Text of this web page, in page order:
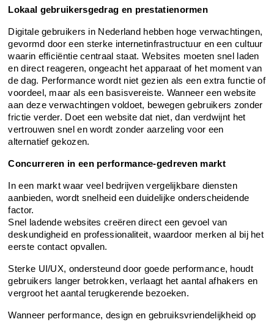
Lokaal gebruikersgedrag en prestatienormen
Digitale gebruikers in Nederland hebben hoge verwachtingen,
gevormd door een sterke internetinfrastructuur en een cultuur
waarin efficiëntie centraal staat. Websites moeten snel laden
en direct reageren, ongeacht het apparaat of het moment van
de dag. Performance wordt niet gezien als een extra functie of
voordeel, maar als een basisvereiste. Wanneer een website
aan deze verwachtingen voldoet, bewegen gebruikers zonder
frictie verder. Doet een website dat niet, dan verdwijnt het
vertrouwen snel en wordt zonder aarzeling voor een
alternatief gekozen.
Concurreren in een performance-gedreven markt
In een markt waar veel bedrijven vergelijkbare diensten
aanbieden, wordt snelheid een duidelijke onderscheidende
factor.
Snel ladende websites creëren direct een gevoel van
deskundigheid en professionaliteit, waardoor merken al bij het
eerste contact opvallen.
Sterke UI/UX, ondersteund door goede performance, houdt
gebruikers langer betrokken, verlaagt het aantal afhakers en
vergroot het aantal terugkerende bezoeken.
Wanneer performance, design en gebruiksvriendelijkheid op